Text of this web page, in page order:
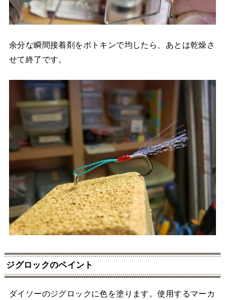
余分な瞬間接着剤をボトキンで均したら、あとは乾燥さ
せて終了です。
ジグロックのペイント
ダイソーのジグロックに色を塗ります。使用するマーカ